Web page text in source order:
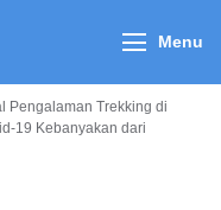
Menu
Pengalaman Trekking di
19 Kebanyakan dari